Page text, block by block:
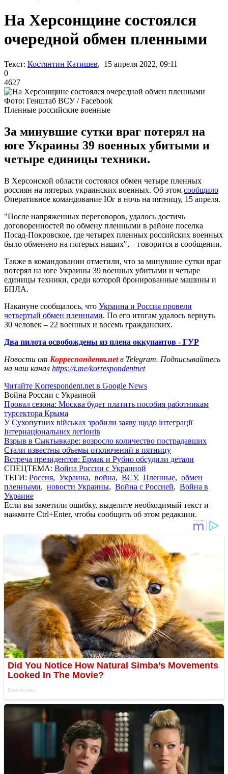
На Херсонщине состоялся
очередной обмен пленными
Текст: Костянтин Катишев, 15 апреля 2022, 09:11
0
4627
Фото: Генштаб ВСУ / Facebook
Пленные российские военные
За минувшие сутки враг потерял на
юге Украины 39 военных убитыми и
четыре единицы техники.
В Херсонской области состоялся обмен четыре пленных
россиян на пятерых украинских военных. Об этом сообщило
Оперативное командование Юг в ночь на пятницу, 15 апреля.
"После напряженных переговоров, удалось достичь
договоренностей по обмену пленными в районе поселка
Посад-Покровское, где четырех пленных российских военных
было обменено на пятерых наших", – говорится в сообщении.
Также в командовании отметили, что за минувшие сутки враг
потерял на юге Украины 39 военных убитыми и четыре
единицы техники, среди которой бронированные машины и
БПЛА.
Накануне сообщалось, что Украина и Россия провели
четвертый обмен пленными. По его итогам удалось вернуть
30 человек – 22 военных и восемь гражданских.
Два пилота освобождены из плена оккупантов - ГУР
Новости от Корреспондент.netв Telegram. Подписывайтесь
на наш канал https://t.me/korrespondentnet
Читайте Korrespondent.net в Google News
Война России с Украиной
Провал сезона: Москва будет платить пособия работникам
турсектора Крыма
У Сухопутних військах зробили заяву щодо інтеграції
Інтернаціональних легіонів
Взрыв в Сыктывкаре: возросло количество пострадавших
Стали известны объемы отключений в пятницу
Встреча президентов: Ермак и Рубио обсудили детали
СПЕЦТЕМА: Война России с Украиной
ТЕГИ: Россия, Украина, война, ВСУ, Пленные, обмен
пленными, новости Украины, Война с Россией, Война в
Украине
Если вы заметили ошибку, выделите необходимый текст и
нажмите Ctrl+Enter, чтобы сообщить об этом редакции.